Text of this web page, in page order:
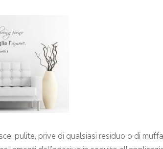
pulite, prive di qualsiasi residuo o di